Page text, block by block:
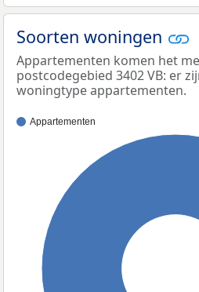
Soorten woningen
Appartementen komen het
postcodegebied 3402 VB: er
woningtype appartementen.
Appartementen